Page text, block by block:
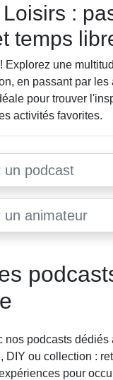
:
temps
Explorez une
en passant par les
pour trouver
activités favorites.
nos podcasts dédiés
DIY ou collection :
pour